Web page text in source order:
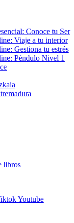
Conoce tu Ser
Viaje a tu interior
Gestiona tu estrés
Péndulo Nivel 1
libros
Youtube